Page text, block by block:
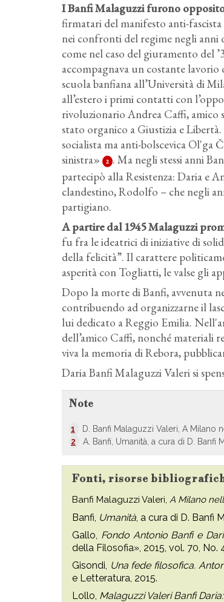
I Banfi Malaguzzi furono
firmatari del manifesto anti-
nei confronti del regime negli anni
come nel caso del giuramento del
accompagnava un costante
scuola banfiana all’Università di
all’estero i primi contatti con
rivoluzionario Andrea Caffi, amico
stato organico a Giustizia e
socialista ma anti-bolscevica
sinistra»
2 . Ma negli stessi anni
partecipò alla Resistenza: Daria e
clandestino, Rodolfo – che negli
partigiano.
A partire dal 1945 Malaguzzi
fu fra le ideatrici di iniziative di
della felicità”. Il carattere
asperità con Togliatti, le valse gli
Dopo la morte di Banfi, avvenuta
contribuendo ad organizzarne il
lui dedicato a Reggio Emilia.
dell’amico Caffi, nonché materiali
viva la memoria di Rebora,
Daria Banfi Malaguzzi Valeri si
Note
1
D. Banfi Malaguzzi Valeri, A Milano
2
A. Banfi, Umanità, a cura di D. Banfi
Fonti, risorse
Banfi Malaguzzi Valeri, A Milano
Banfi, Umanità, a cura di D. Banfi
Gallo, Fondo Antonio Banfi e
della Filosofia», 2015, vol. 70, No.
Gisondi, Una fede filosofica.
e Letteratura, 2015.
Lollo, Malaguzzi Valeri Banfi Daria: